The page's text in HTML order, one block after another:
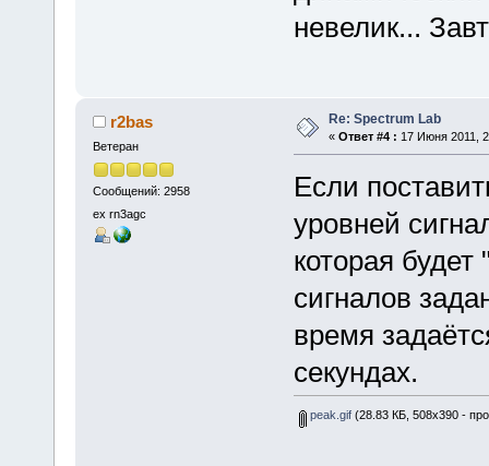
невелик...
r2bas
Ветеран
Сообщений: 2958
ex rn3agc
Re: Spectrum Lab
« Ответ #4 : 17 Июня 2011,
Если
уровней
которая
сигналов
время
секундах.
peak.gif(28.83 КБ, 508x390 -